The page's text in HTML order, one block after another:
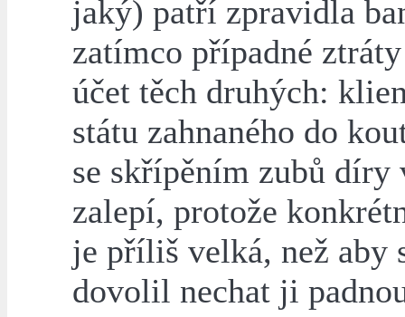
jaký) patří zpravidla
zatímco případné
účet těch druhých:
státu zahnaného do
se skřípěním zubů díry
zalepí, protože
je příliš velká, než aby
dovolil nechat ji